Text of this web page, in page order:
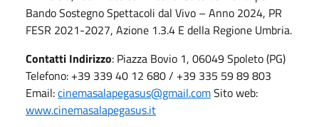
Bando Sostegno Spettacoli dal Vivo – Anno 2024, PR
FESR 2021-2027, Azione 1.3.4 E della Regione Umbria.
Contatti Indirizzo: Piazza Bovio 1, 06049 Spoleto (PG)
Telefono: +39 339 40 12 680 / +39 335 59 89 803
Email:cinemasalapegasus@gmail.comSito web:
www.cinemasalapegasus.it